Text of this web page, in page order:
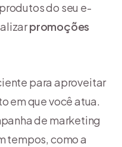
do seu e-
promoções
para aproveitar
em que você atua.
de marketing
tempos, como a